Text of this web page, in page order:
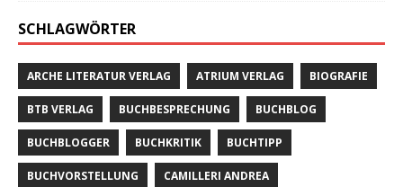
SCHLAGWÖRTER
ARCHE LITERATUR VERLAG ATRIUM VERLAG BIOGRAFIE
BTB VERLAG BUCHBESPRECHUNG BUCHBLOG
BUCHBLOGGER BUCHKRITIK BUCHTIPP
BUCHVORSTELLUNG CAMILLERI ANDREA